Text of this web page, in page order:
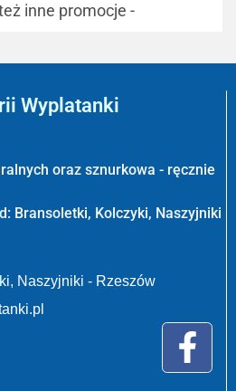
inne promocje -
Wyplatanki
oraz sznurkowa - ręcznie
Bransoletki, Kolczyki, Naszyjniki
Naszyjniki - Rzeszów